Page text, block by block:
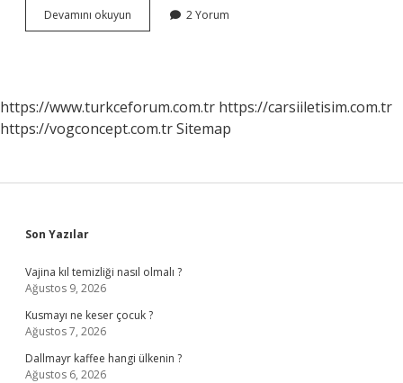
Devamını okuyun
Zıt
2 Yorum
https://www.turkceforum.com.tr https://carsiiletisim.com.tr
https://vogconcept.com.trSitemap
Sidebar
Son Yazılar
Vajina kıl temizliği nasıl olmalı ?
Ağustos 9, 2026
Kusmayı ne keser çocuk ?
Ağustos 7, 2026
Dallmayr kaffee hangi ülkenin ?
Ağustos 6, 2026